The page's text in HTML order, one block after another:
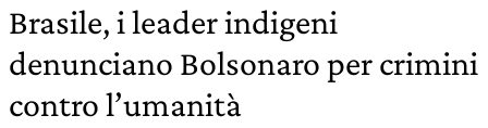
Brasile, i leader indigeni
denunciano Bolsonaro per crimini
contro l’umanità